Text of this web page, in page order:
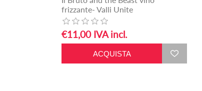
frizzante- Valli Unite
€11,00 IVA incl.